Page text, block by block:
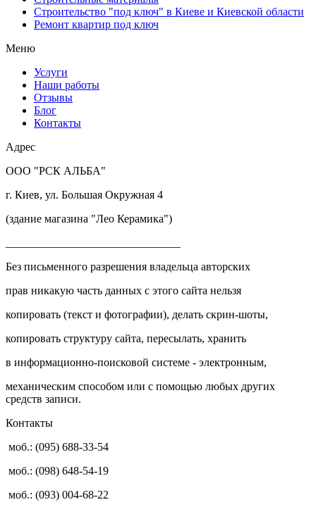
Строительство "под ключ" в Киеве и Киевской области
Ремонт квартир под ключ
Меню
Услуги
Наши работы
Отзывы
Блог
Контакты
Адрес
ООО "РСК АЛЬБА"
г. Киев, ул. Большая Окружная 4
(здание магазина "Лео Керамика")
Без письменного разрешения владельца авторских
прав никакую часть данных с этого сайта нельзя
копировать (текст и фотографии), делать скрин-шоты,
копировать структуру сайта, пересылать, хранить
в информационно-поисковой системе - электронным,
механическим способом или с помощью любых других
средств записи.
Контакты
моб.: (095) 688-33-54
моб.: (098) 648-54-19
моб.: (093) 004-68-22